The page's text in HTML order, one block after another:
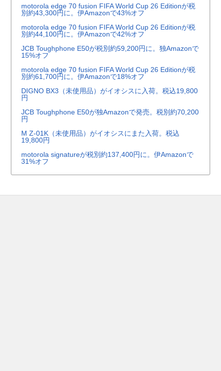
motorola edge 70 fusion FIFA World Cup 26 Editionが税
別約43,300円に。伊Amazonで43%オフ
motorola edge 70 fusion FIFA World Cup 26 Editionが税
別約44,100円に。伊Amazonで42%オフ
JCB Toughphone E50が税別約59,200円に。独Amazonで
15%オフ
motorola edge 70 fusion FIFA World Cup 26 Editionが税
別約61,700円に。伊Amazonで18%オフ
DIGNO BX3（未使用品）がイオシスに入荷。税込19,800
円
JCB Toughphone E50が独Amazonで発売。税別約70,200
円
M Z-01K（未使用品）がイオシスにまた入荷。税込
19,800円
motorola signatureが税別約137,400円に。伊Amazonで
31%オフ